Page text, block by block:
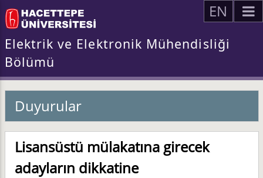
EN
Elektrik ve Elektronik Mühendisliği
Bölümü
Duyurular
Lisansüstü mülakatına girecek
adayların dikkatine